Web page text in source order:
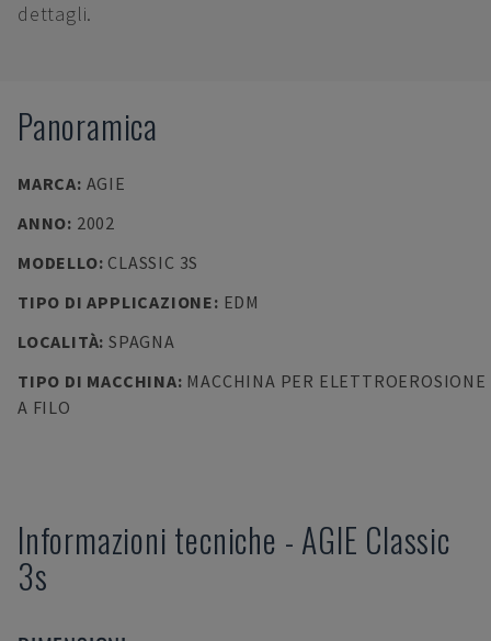
dettagli.
Panoramica
MARCA: AGIE
ANNO: 2002
MODELLO: CLASSIC 3S
TIPO DI APPLICAZIONE: EDM
LOCALITÀ: SPAGNA
TIPO DI MACCHINA: MACCHINA PER ELETTROEROSIONE
A FILO
Informazioni tecniche - AGIE Classic
3s